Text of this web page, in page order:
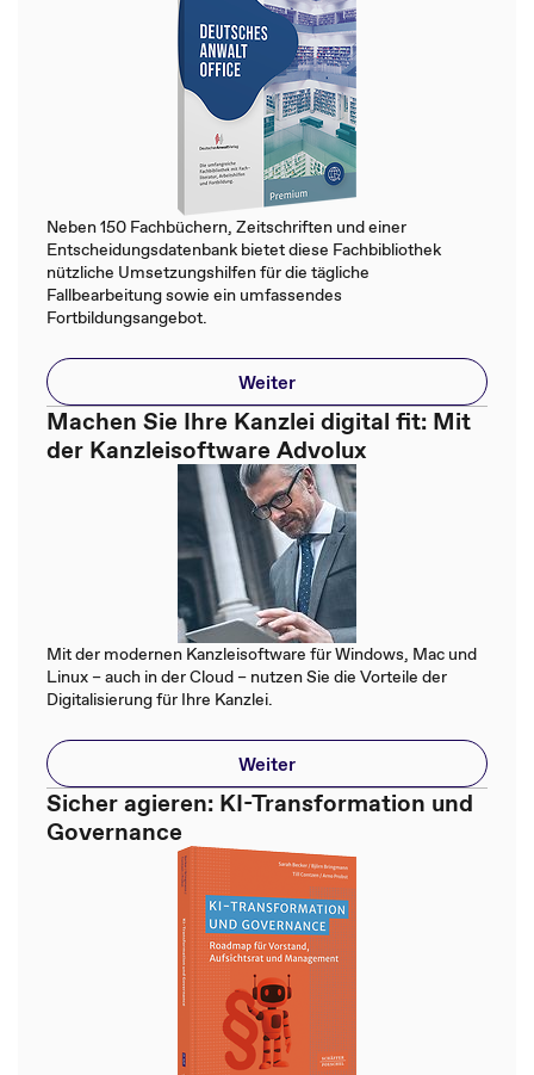
Neben 150 Fachbüchern, Zeitschriften und einer
Entscheidungsdatenbank bietet diese Fachbibliothek
nützliche Umsetzungshilfen für die tägliche
Fallbearbeitung sowie ein umfassendes
Fortbildungsangebot.
Weiter
Machen Sie Ihre Kanzlei digital fit: Mit
der Kanzleisoftware Advolux
Mit der modernen Kanzleisoftware für Windows, Mac und
Linux – auch in der Cloud – nutzen Sie die Vorteile der
Digitalisierung für Ihre Kanzlei.
Weiter
Sicher agieren: KI-Transformation und
Governance